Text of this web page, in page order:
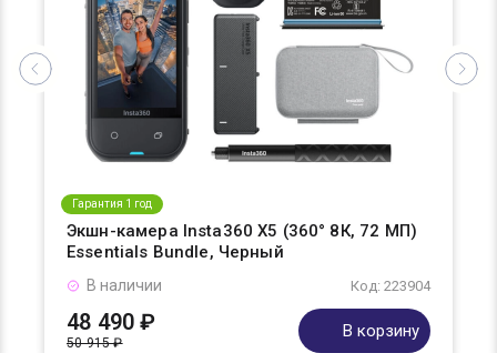
Гарантия 1 год
Экшн-камера Insta360 X5 (360° 8К, 72 МП)
Essentials Bundle, Черный
Код: 223904
В наличии
48 490 ₽
50 915 ₽
В корзину